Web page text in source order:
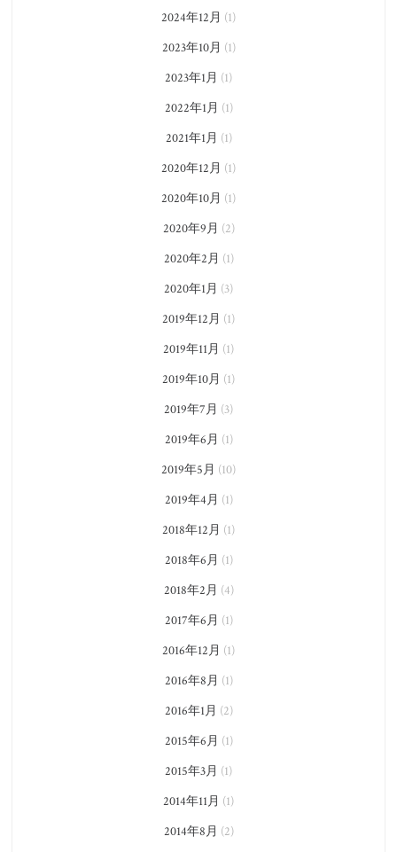
2024年12月 (1)
2023年10月 (1)
2023年1月 (1)
2022年1月 (1)
2021年1月 (1)
2020年12月 (1)
2020年10月 (1)
2020年9月 (2)
2020年2月 (1)
2020年1月 (3)
2019年12月 (1)
2019年11月 (1)
2019年10月 (1)
2019年7月 (3)
2019年6月 (1)
2019年5月 (10)
2019年4月 (1)
2018年12月 (1)
2018年6月 (1)
2018年2月 (4)
2017年6月 (1)
2016年12月 (1)
2016年8月 (1)
2016年1月 (2)
2015年6月 (1)
2015年3月 (1)
2014年11月 (1)
2014年8月 (2)